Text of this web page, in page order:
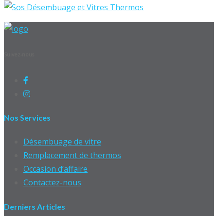
Nos Services
Désembuage de vitre
Remplacement de thermos
Occasion d’affaire
Contactez-nous
Derniers Articles